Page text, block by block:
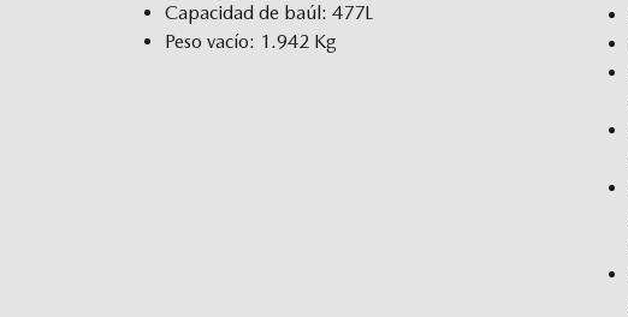
Capacidad de baúl: 477L
Peso vacío: 1.942 Kg